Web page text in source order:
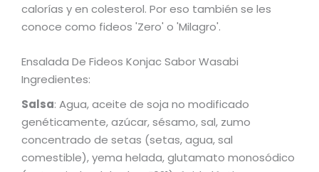
calorías y en colesterol. Por eso también se les
conoce como fideos 'Zero' o 'Milagro'.
Ensalada De Fideos Konjac Sabor Wasabi
Ingredientes:
Salsa: Agua, aceite de soja no modificado
genéticamente, azúcar, sésamo, sal, zumo
concentrado de setas (setas, agua, sal
comestible), yema helada, glutamato monosódico